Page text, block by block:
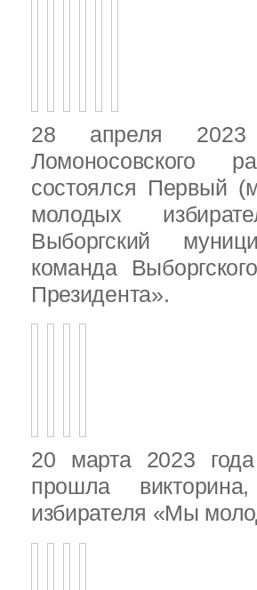
28 апреля
Ломоносовского
состоялся Первый
молодых
Выборгский
команда
Президента».
20 марта 2023
прошла
избирателя «Мы